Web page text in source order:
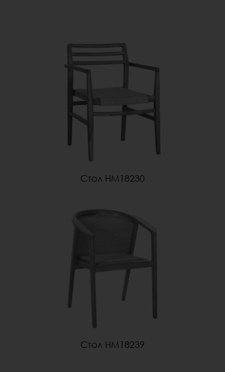
Стол HM18230
Стол HM18239